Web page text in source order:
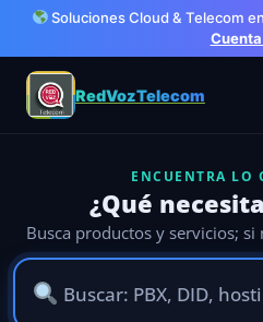
Soluciones Cloud & Telecom
RedVozTelecom
ENCUENTRA LO
¿Qué
Busca productos y servicios; si